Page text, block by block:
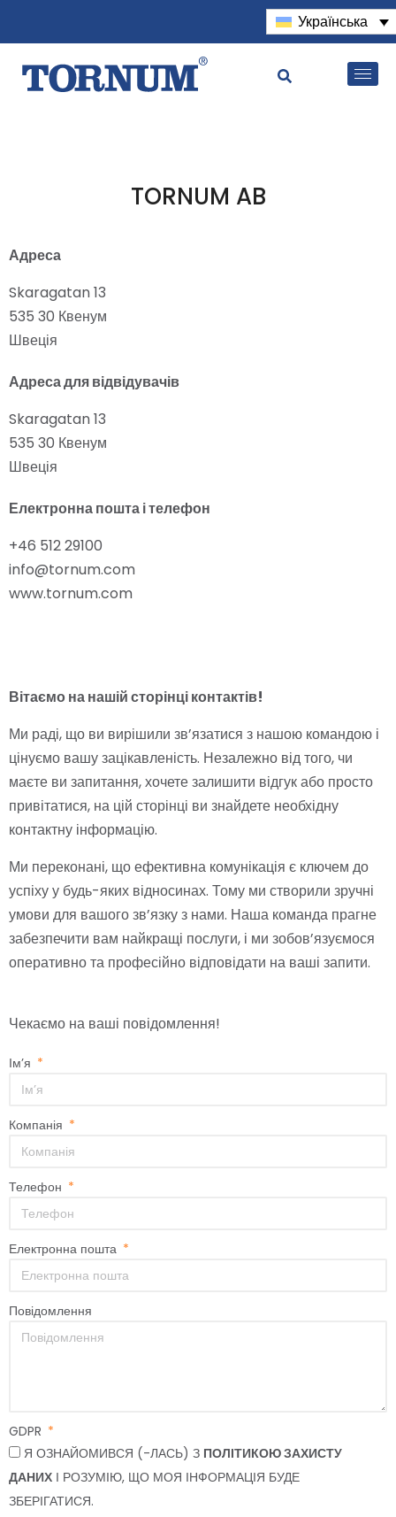
Українська
TORNUM AB
Адреса
Skaragatan 13
535 30 Квенум
Швеція
Адреса для відвідувачів
Skaragatan 13
535 30 Квенум
Швеція
Електронна пошта і телефон
+46 512 29100
info@tornum.com
www.tornum.com
Вітаємо на нашій сторінці контактів!
Ми раді, що ви вирішили зв’язатися з нашою командою і
цінуємо вашу зацікавленість. Незалежно від того, чи
маєте ви запитання, хочете залишити відгук або просто
привітатися, на цій сторінці ви знайдете необхідну
контактну інформацію.
Ми переконані, що ефективна комунікація є ключем до
успіху у будь-яких відносинах. Тому ми створили зручні
умови для вашого зв’язку з нами. Наша команда прагне
забезпечити вам найкращі послуги, і ми зобов’язуємося
оперативно та професійно відповідати на ваші запити.
Чекаємо на ваші повідомлення!
Ім’я
Компанія
Телефон
Електронна пошта
Повідомлення
GDPR
Я ОЗНАЙОМИВСЯ (-ЛАСЬ) З ПОЛІТИКОЮ ЗАХИСТУ
ДАНИХ І РОЗУМІЮ, ЩО МОЯ ІНФОРМАЦІЯ БУДЕ
ЗБЕРІГАТИСЯ.